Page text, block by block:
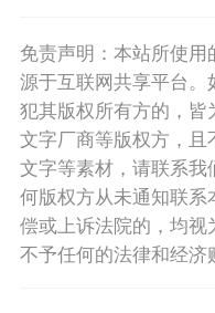
免责声明：本站所使
源于互联网共享平台
犯其版权所有方的，
文字厂商等版权方，
文字等素材，请联系
何版权方从未通知联
偿或上诉法院的，均
不予任何的法律和经济